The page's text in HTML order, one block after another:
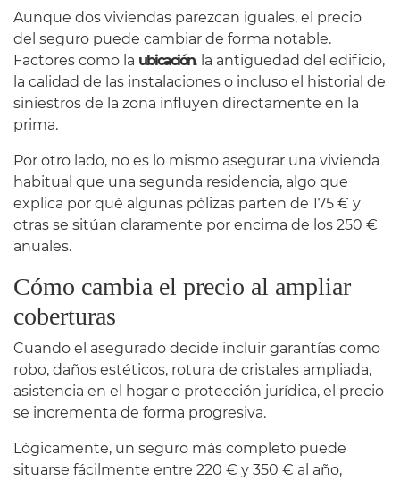
Aunque dos viviendas parezcan iguales, el precio
del seguro puede cambiar de forma notable.
Factores como la ubicación, la antigüedad del edificio,
la calidad de las instalaciones o incluso el historial de
siniestros de la zona influyen directamente en la
prima.
Por otro lado, no es lo mismo asegurar una vivienda
habitual que una segunda residencia, algo que
explica por qué algunas pólizas parten de 175 € y
otras se sitúan claramente por encima de los 250 €
anuales.
Cómo cambia el precio al ampliar
coberturas
Cuando el asegurado decide incluir garantías como
robo, daños estéticos, rotura de cristales ampliada,
asistencia en el hogar o protección jurídica, el precio
se incrementa de forma progresiva.
Lógicamente, un seguro más completo puede
situarse fácilmente entre 220 € y 350 € al año,